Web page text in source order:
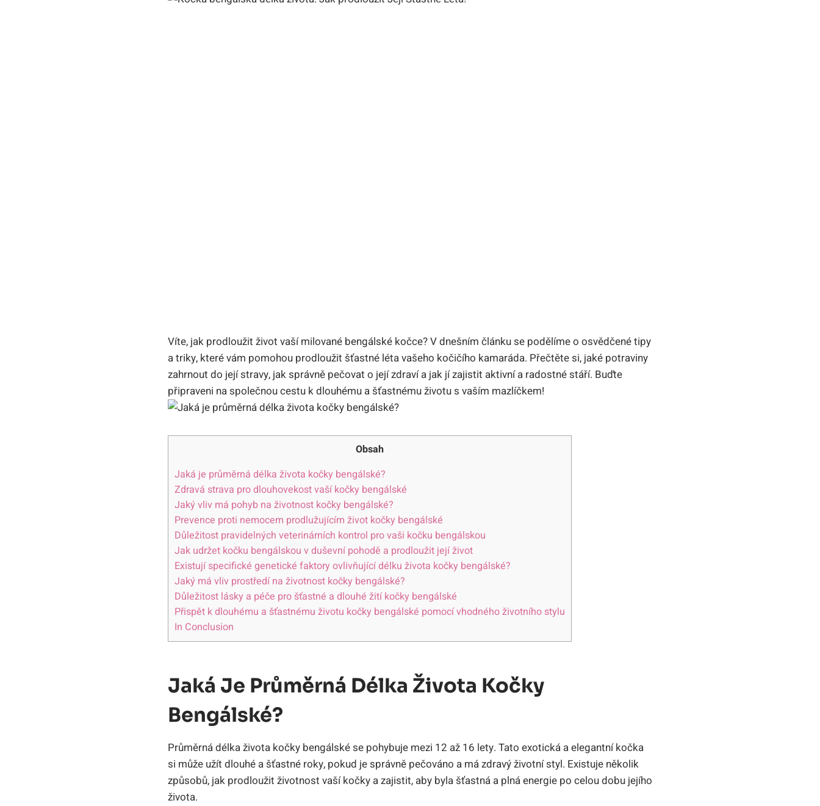
Víte, jak prodloužit život vaší milované bengálské kočce? V dnešním​ článku se podělíme o osvědčené tipy
a triky, které vám pomohou prodloužit šťastné léta vašeho kočičího kamaráda. Přečtěte si, jaké ⁤potraviny
zahrnout do její stravy, jak správně pečovat o její zdraví a jak jí zajistit aktivní a radostné stáří. Buďte
připraveni ⁣na společnou ⁤cestu k dlouhému a⁣ šťastnému životu s vaším mazlíčkem!
Obsah
Jaká je průměrná délka života kočky bengálské?
Zdravá strava pro dlouhovekost vaší kočky bengálské
Jaký vliv má pohyb na životnost kočky bengálské?
Prevence proti nemocem‌ prodlužujícím život kočky bengálské
Důležitost pravidelných veterinárních kontrol pro vaši kočku bengálskou
Jak udržet kočku bengálskou v duševní pohodě a​ prodloužit její život
Existují ⁢specifické ⁤genetické ‍faktory ovlivňující délku života kočky bengálské?
Jaký má vliv prostředí na životnost kočky bengálské?
Důležitost lásky a péče pro šťastné a dlouhé žití ⁤kočky bengálské
Přispět k dlouhému a šťastnému ‍životu kočky bengálské‌ pomocí vhodného životního stylu
In Conclusion
Jaká Je Průměrná Délka Života Kočky
Bengálské?
Průměrná délka života kočky⁣ bengálské se pohybuje⁤ mezi 12 ⁣až 16 lety. Tato exotická a elegantní kočka
si může užít dlouhé⁢ a⁤ šťastné roky, pokud je správně pečováno a má zdravý životní styl. Existuje několik
způsobů, jak prodloužit životnost ​vaší​ kočky ⁣a zajistit, aby byla šťastná‍ a plná energie po celou dobu ​jejího
života.